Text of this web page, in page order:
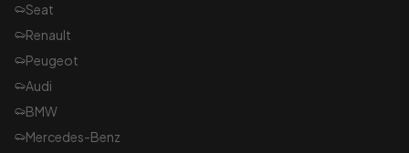
Seat
Renault
Peugeot
Audi
BMW
Mercedes-Benz